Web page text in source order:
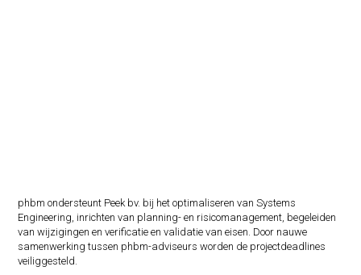
phbm ondersteunt Peek bv. bij het optimaliseren van Systems
Engineering, inrichten van planning- en risicomanagement, begeleiden
van wijzigingen en verificatie en validatie van eisen. Door nauwe
samenwerking tussen phbm-adviseurs worden de projectdeadlines
veiliggesteld.